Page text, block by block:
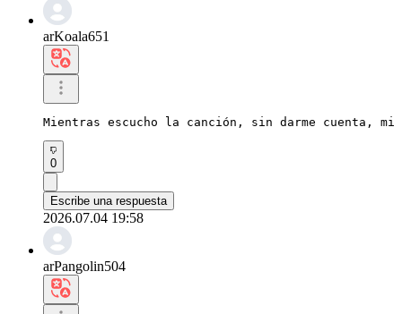
arKoala651
Mientras escucho la canción, sin darme cuenta,
0
Escribe una respuesta
2026.07.04 19:58
arPangolin504